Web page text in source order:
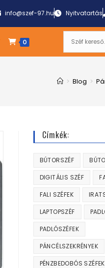
info@szef-97.hu Nyitvatartás
0
> Blog >
Címkék:
BÚTORSZÉF
DIGITÁLIS SZÉF
FALI SZÉFEK
LAPTOPSZÉF
PADLÓSZÉFEK
PÁNCÉLSZEKRÉNYEK
PÉNZBEDOBÓS SZÉFEK